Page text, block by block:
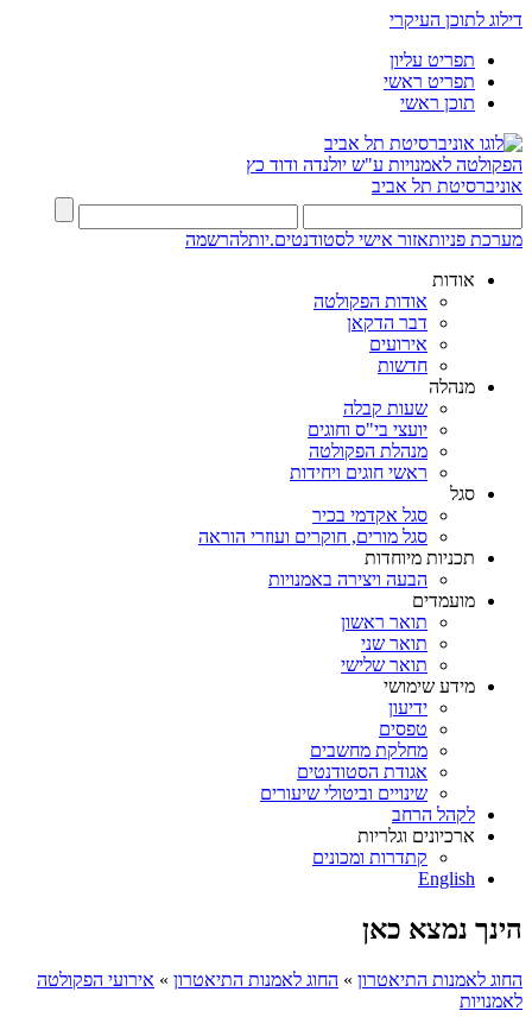
דילוג לתוכן העיקרי
תפריט עליון
תפריט ראשי
תוכן ראשי
הפקולטה לאמנויות ע"ש יולנדה ודוד כץ
אוניברסיטת תל אביב
מערכת פניותאזור אישי לסטודנטים.יותלהרשמה
אודות
אודות הפקולטה
דבר הדקאן
אירועים
חדשות
מנהלה
שעות קבלה
יועצי בי"ס וחוגים
מנהלת הפקולטה
ראשי חוגים ויחידות
סגל
סגל אקדמי בכיר
סגל מורים, חוקרים ועוזרי הוראה
תכניות מיוחדות
הבעה ויצירה באמנויות
מועמדים
תואר ראשון
תואר שני
תואר שלישי
מידע שימושי
ידיעון
טפסים
מחלקת מחשבים
אגודת הסטודנטים
שינויים וביטולי שיעורים
לקהל הרחב
ארכיונים וגלריות
קתדרות ומכונים
English
הינך נמצא כאן
החוג לאמנות התיאטרון » החוג לאמנות התיאטרון » אירועי הפקולטה
לאמנויות